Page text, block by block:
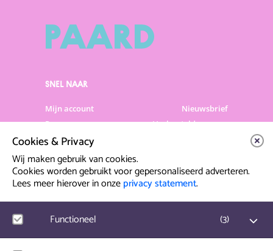
SNEL NAAR
Mijn account
Nieuwsbrief
Programma
Veelgestelde vragen
Partners & Sponsoren
Artiesten info
Prinsegracht 12
Cookies & Privacy
Wij maken gebruik van cookies.
Cookies worden gebruikt voor gepersonaliseerd adverteren.
Lees meer hierover in onzeprivacy statement.
Functioneel (3)